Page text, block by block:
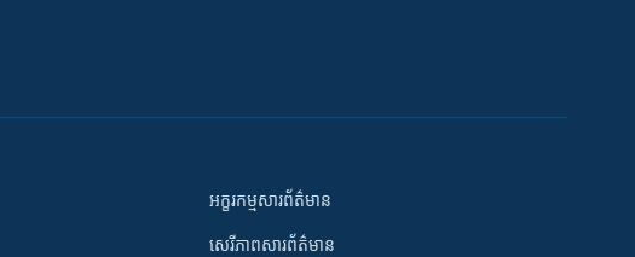
អក្ខរកម្មសារព័ត៌មាន
សេរីភាពសារព័ត៌មាន